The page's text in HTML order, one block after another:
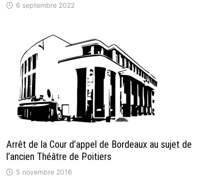
6 septembre 2022
Arrêt de la Cour d’appel de Bordeaux au sujet de
l’ancien Théâtre de Poitiers
5 novembre 2016